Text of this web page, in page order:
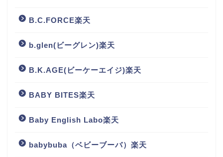
B.C.FORCE楽天
b.glen(ビーグレン)楽天
B.K.AGE(ビーケーエイジ)楽天
BABY BITES楽天
Baby English Labo楽天
babybuba（ベビーブーバ）楽天